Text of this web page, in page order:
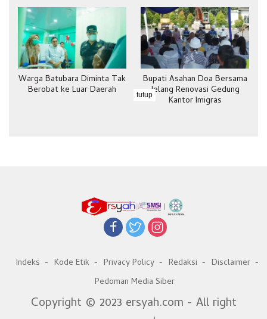
Warga Batubara Diminta Tak
Berobat ke Luar Daerah
Bupati Asahan Doa Bersama
Jelang Renovasi Gedung
Kantor Imigras
Indeks Kode Etik Privacy Policy Redaksi
Disclaimer
Pedoman Media Siber
Copyright © 2023 ersyah.com - All right
tutup